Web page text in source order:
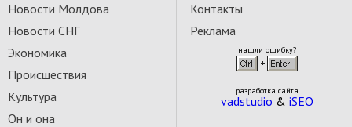
Новости Молдова
Новости СНГ
Экономика
Происшествия
Культура
Он и она
Контакты
Реклама
нашли ошибку?
разработка сайта
vadstudio & iSEO